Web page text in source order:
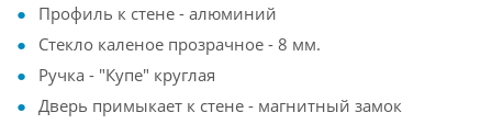
Профиль к стене - алюминий
Стекло каленое прозрачное - 8 мм.
Ручка - "Купе" круглая
Дверь примыкает к стене - магнитный замок